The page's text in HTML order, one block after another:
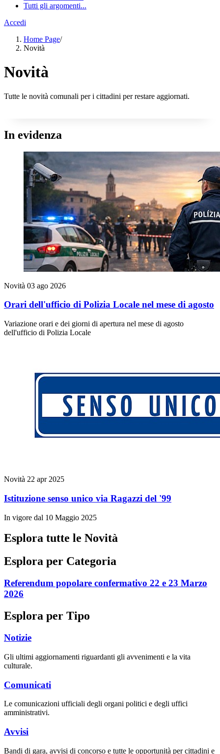
Tutti gli argomenti...
Accedi
Home Page/
Novità
Novità
Tutte le novità comunali per i cittadini per restare aggiornati.
In evidenza
Novità 03 ago 2026
Orari dell'ufficio di Polizia Locale nel mese di agosto
Variazione orari e dei giorni di apertura nel mese di agosto
dell'ufficio di Polizia Locale
Novità 22 apr 2025
Istituzione senso unico via Ragazzi del '99
In vigore dal 10 Maggio 2025
Esplora tutte le Novità
Esplora per Categoria
Referendum popolare confermativo 22 e 23 Marzo
2026
Esplora per Tipo
Notizie
Gli ultimi aggiornamenti riguardanti gli avvenimenti e la vita
culturale.
Comunicati
Le comunicazioni ufficiali degli organi politici e degli uffici
amministrativi.
Avvisi
Bandi di gara, avvisi di concorso e tutte le opportunità per cittadini e